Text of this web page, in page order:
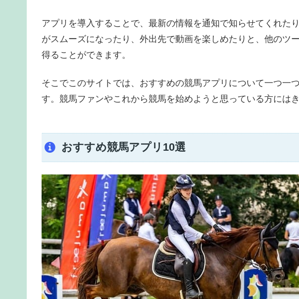
アプリを導入することで、最新の情報を通知で知らせてくれた
がスムーズになったり、外出先で動画を楽しめたりと、他のツ
得ることができます。
そこでこのサイトでは、おすすめの競馬アプリについて一つ一
す。競馬ファンやこれから競馬を始めようと思っている方には
おすすめ競馬アプリ10選